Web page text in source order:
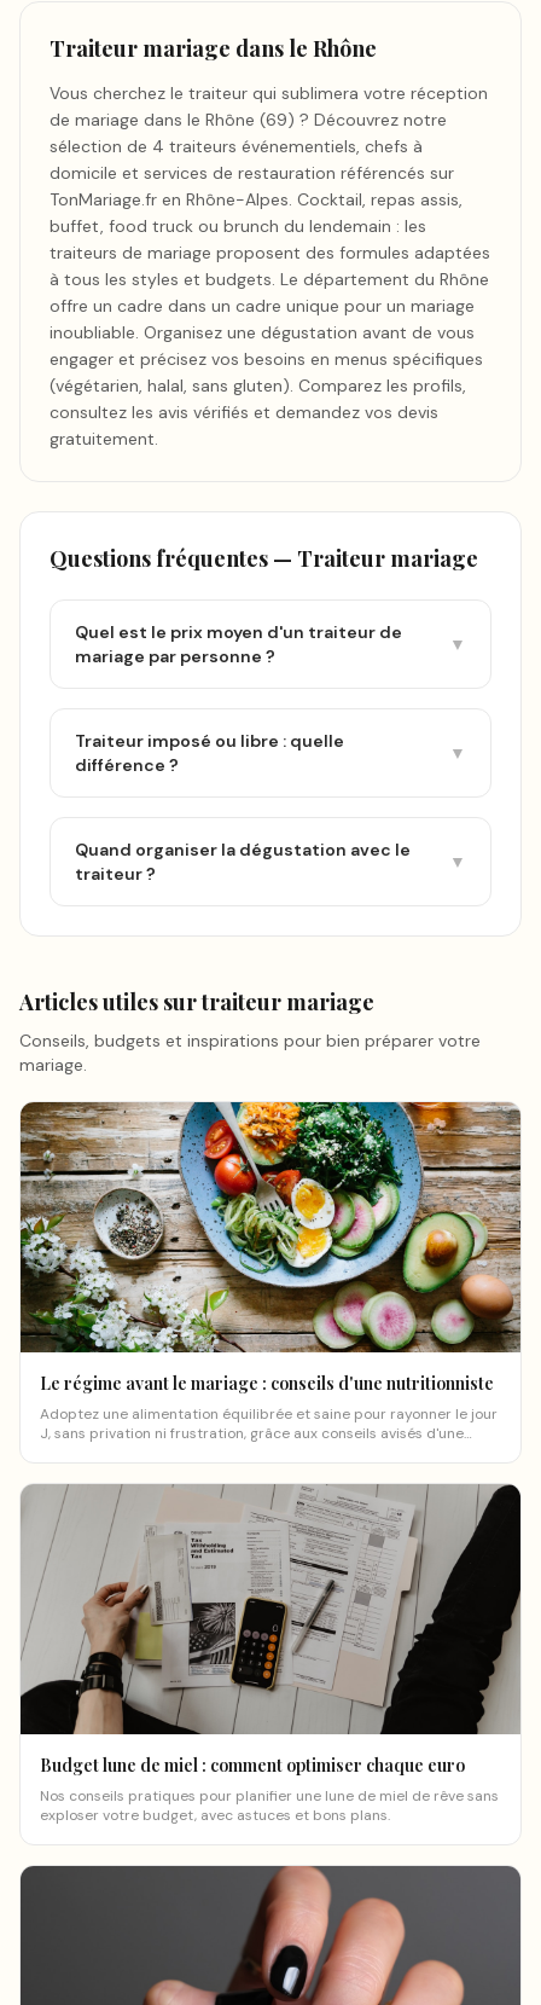
Traiteur mariage dans le Rhône
Vous cherchez le traiteur qui sublimera votre réception
de mariage dans le Rhône (69) ? Découvrez notre
sélection de 4 traiteurs événementiels, chefs à
domicile et services de restauration référencés sur
TonMariage.fr en Rhône-Alpes. Cocktail, repas assis,
buffet, food truck ou brunch du lendemain : les
traiteurs de mariage proposent des formules adaptées
à tous les styles et budgets. Le département du Rhône
offre un cadre dans un cadre unique pour un mariage
inoubliable. Organisez une dégustation avant de vous
engager et précisez vos besoins en menus spécifiques
(végétarien, halal, sans gluten). Comparez les profils,
consultez les avis vérifiés et demandez vos devis
gratuitement.
Questions fréquentes — Traiteur mariage
Quel est le prix moyen d'un traiteur de
mariage par personne ?
▼
Traiteur imposé ou libre : quelle
différence ?
▼
Quand organiser la dégustation avec le
traiteur ?
▼
Articles utiles surtraiteur mariage
Conseils, budgets et inspirations pour bien préparer votre
mariage.
Le régime avant le mariage : conseils d'une nutritionniste
Adoptez une alimentation équilibrée et saine pour rayonner le jour
J, sans privation ni frustration, grâce aux conseils avisés d'une
Budget lune de miel : comment optimiser chaque euro
Nos conseils pratiques pour planifier une lune de miel de rêve sans
exploser votre budget, avec astuces et bons plans.